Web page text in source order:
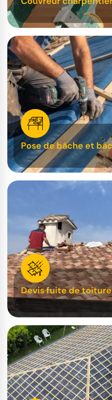
Pose de bâche et
Devis fuite de toiture